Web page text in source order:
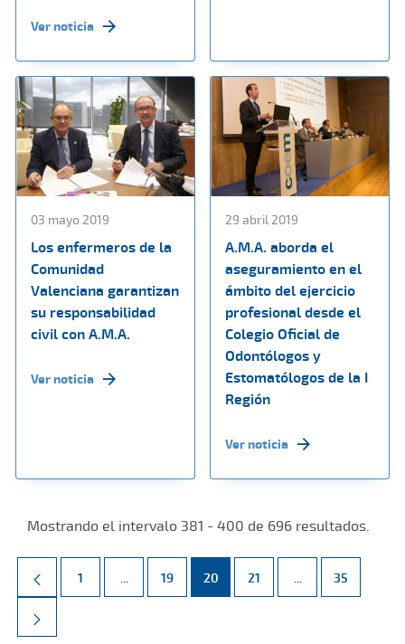
Ver noticia
03 mayo 2019
Los enfermeros de la
Comunidad
Valenciana garantizan
su responsabilidad
civil con A.M.A.
Ver noticia
29 abril 2019
A.M.A. aborda el
aseguramiento en el
ámbito del ejercicio
profesional desde el
Colegio Oficial de
Odontólogos y
Estomatólogos de la I
Región
Ver noticia
Mostrando el intervalo 381 - 400 de 696 resultados.
Página
1 ... Páginas intermedias Use TAB para desplazarse.
Página
19 Página
20 Página
21 ... Páginas
Página
35